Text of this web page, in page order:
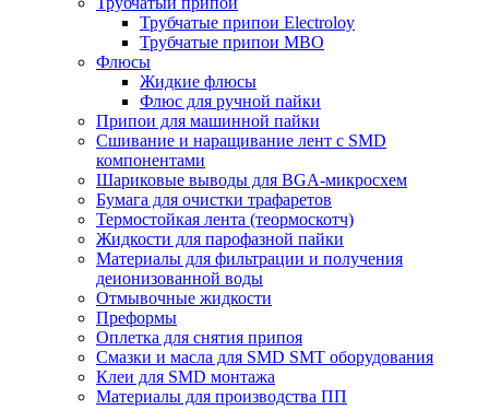
Трубчатые припои Electroloy
Трубчатые припои MBO
Флюсы
Жидкие флюсы
Флюс для ручной пайки
Припои для машинной пайки
Сшивание и наращивание лент с SMD
компонентами
Шариковые выводы для BGA-микросхем
Бумага для очистки трафаретов
Термостойкая лента (теормоскотч)
Жидкости для парофазной пайки
Материалы для фильтрации и получения
деионизованной воды
Отмывочные жидкости
Преформы
Оплетка для снятия припоя
Смазки и масла для SMD SMT оборудования
Клеи для SMD монтажа
Материалы для производства ПП